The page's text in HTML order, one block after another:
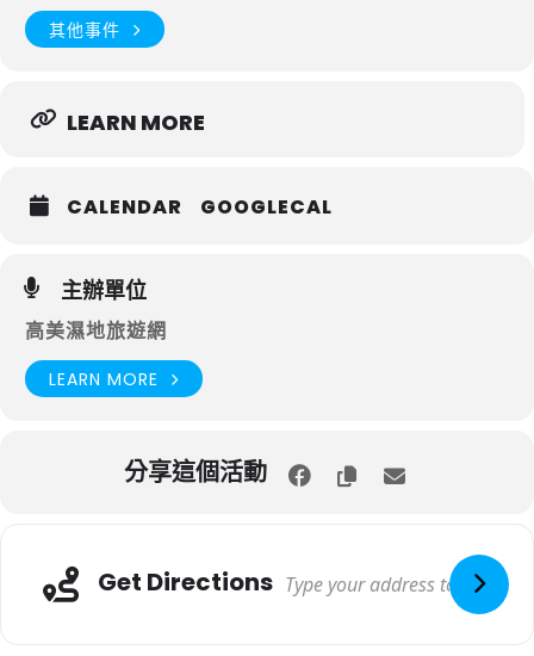
其他事件
LEARN MORE
CALENDAR GOOGLECAL
主辦單位
高美濕地旅遊網
LEARN MORE
分享這個活動
Get Directions